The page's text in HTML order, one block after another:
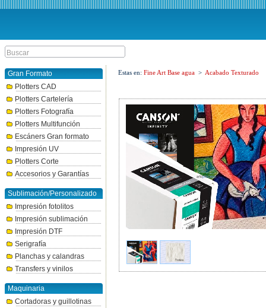
Gran Formato
Plotters CAD
Plotters Cartelería
Plotters Fotografía
Plotters Multifunción
Escáners Gran formato
Impresión UV
Plotters Corte
Accesorios y Garantías
Sublimación/Personalizado
Impresión fotolitos
Impresión sublimación
Impresión DTF
Serigrafía
Planchas y calandras
Transfers y vinilos
Maquinaria
Cortadoras y guillotinas
Estas en: Fine Art Base agua > Acabado Texturado